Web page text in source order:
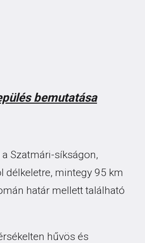
bemutatása
Szatmári-síkságon,
délkeletre, mintegy 95 km
határ mellett található
hűvös és